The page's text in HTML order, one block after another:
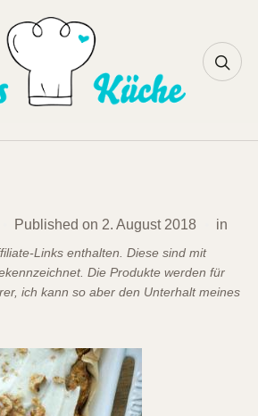
Published on 2. August 2018 in
Links enthalten. Diese sind mit
Die Produkte werden für
ich kann so aber den Unterhalt meines